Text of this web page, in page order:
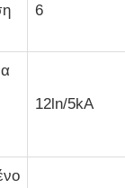
διακόπτης
κενού
τάσης
6
12ln/5kA